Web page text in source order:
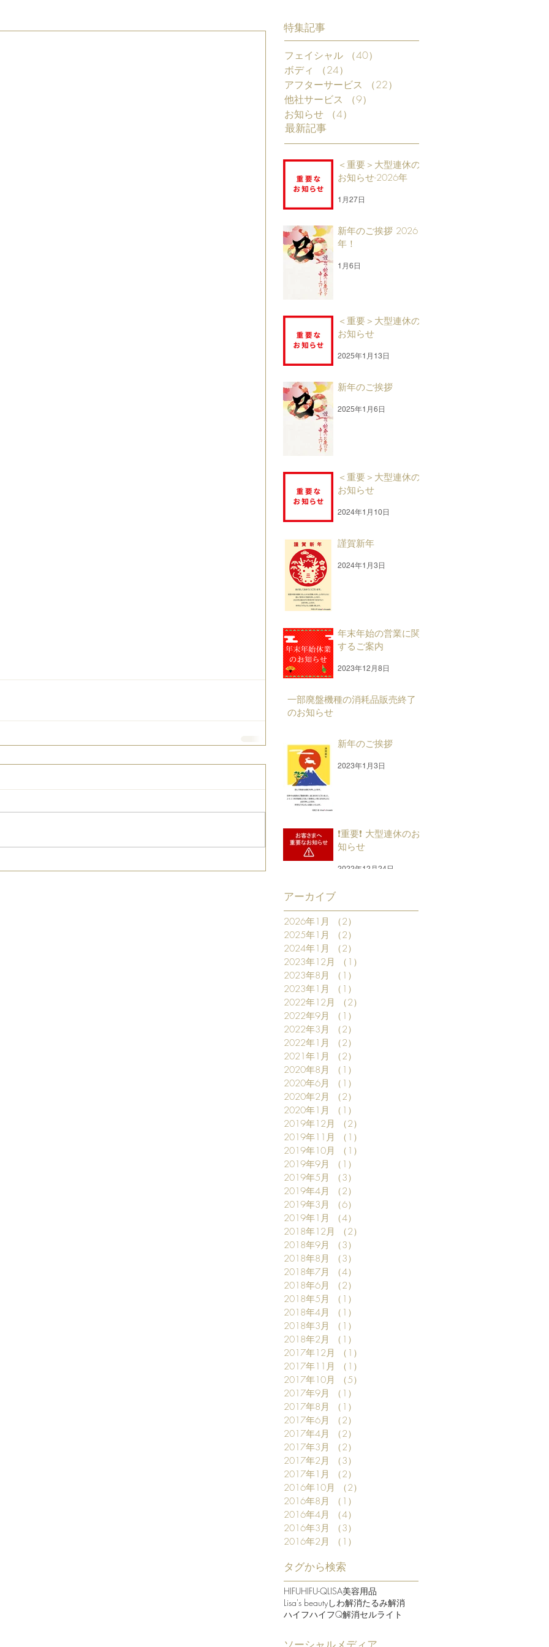
特集記事
フェイシャル （40）
ボディ
（24）
アフターサービス
（22）
他社サービス
（9）
お知らせ
（4）
最新記事
＜重要＞大型連休の
お知らせ-2026年
1月27日
新年のご挨拶 2026
年！
1月6日
＜重要＞大型連休の
お知らせ
2025年1月13日
新年のご挨拶
2025年1月6日
＜重要＞大型連休の
お知らせ
2024年1月10日
謹賀新年
2024年1月3日
年末年始の営業に関
するご案内
2023年12月8日
一部廃盤機種の消耗品販売終了
のお知らせ
新年のご挨拶
2023年1月3日
❗重要❗ 大型連休のお
知らせ
2022年12月24日
アーカイブ
2026年1月 （2）
2025年1月
（2）
2024年1月
（2）
2023年12月
（1）
2023年8月
（1）
2023年1月
（1）
2022年12月
（2）
2022年9月
（1）
2022年3月
（2）
2022年1月
（2）
2021年1月
（2）
2020年8月
（1）
2020年6月
（1）
2020年2月
（2）
2020年1月
（1）
2019年12月
（2）
2019年11月
（1）
2019年10月
（1）
2019年9月
（1）
2019年5月
（3）
2019年4月
（2）
2019年3月
（6）
2019年1月
（4）
2018年12月
（2）
2018年9月
（3）
2018年8月
（3）
2018年7月
（4）
2018年6月
（2）
2018年5月
（1）
2018年4月
（1）
2018年3月
（1）
2018年2月
（1）
2017年12月
（1）
2017年11月
（1）
2017年10月
（5）
2017年9月
（1）
2017年8月
（1）
2017年6月
（2）
2017年4月
（2）
2017年3月
（2）
2017年2月
（3）
2017年1月
（2）
2016年10月
（2）
2016年8月
（1）
2016年4月
（4）
2016年3月
（3）
2016年2月
（1）
タグから検索
HIFUHIFU-QLISA美容用品
Lisa's beautyしわ解消たるみ解消
ハイフハイフQ解消セルライト